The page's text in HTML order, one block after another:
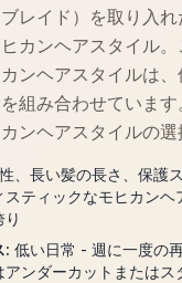
レイド）を取り入
カンヘアスタイル。
ンヘアスタイルは、
組み合わせていま
ンヘアスタイルの選
、長い髪の長さ、保護
スティックなモヒカンヘ
: 低い日常 - 週に一度の
ンダーカットまたはス